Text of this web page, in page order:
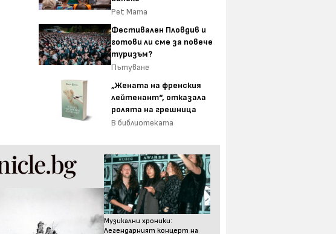
Pet Mama
Фестивален Пловдив и
готови ли сме за повече
туризъм?
Пътуване
„Жената на френския
лейтенант“, отказала
ролята на грешница
В библиотеката
Музикални хроники:
Легендарният концерт на